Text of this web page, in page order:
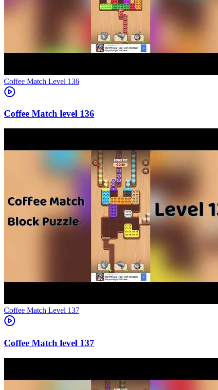
Level 136
136
Level 137
137